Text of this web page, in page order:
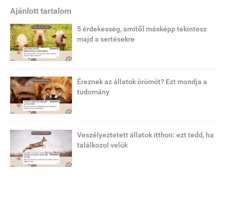
Ajánlott tartalom
5 érdekesség, amitől másképp tekintesz
majd a sertésekre
Éreznek az állatok örömöt? Ezt mondja a
tudomány
Veszélyeztetett állatok itthon: ezt tedd, ha
találkozol velük